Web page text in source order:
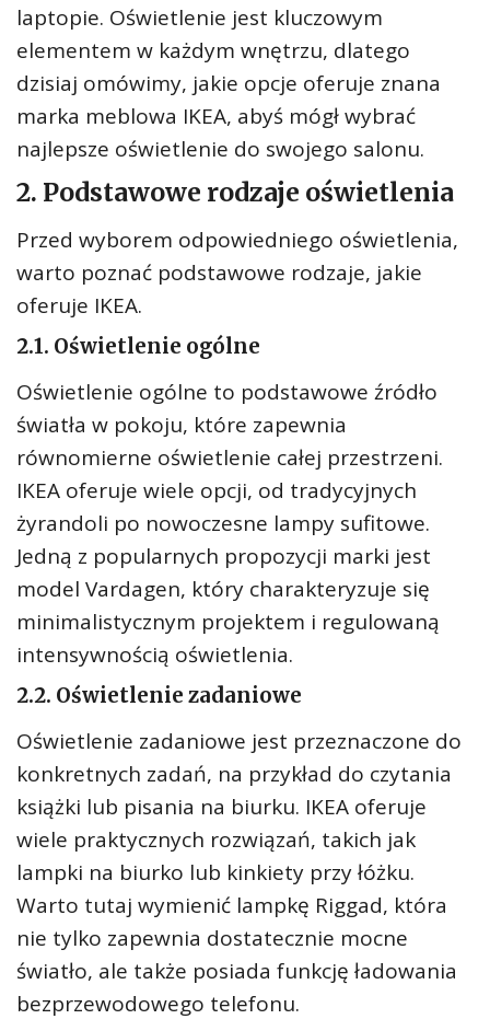
laptopie. Oświetlenie jest kluczowym
elementem w każdym wnętrzu, dlatego
dzisiaj omówimy, jakie opcje oferuje znana
marka meblowa IKEA, abyś mógł wybrać
najlepsze oświetlenie do swojego salonu.
2. Podstawowe rodzaje oświetlenia
Przed wyborem odpowiedniego oświetlenia,
warto poznać podstawowe rodzaje, jakie
oferuje IKEA.
2.1. Oświetlenie ogólne
Oświetlenie ogólne to podstawowe źródło
światła w pokoju, które zapewnia
równomierne oświetlenie całej przestrzeni.
IKEA oferuje wiele opcji, od tradycyjnych
żyrandoli po nowoczesne lampy sufitowe.
Jedną z popularnych propozycji marki jest
model Vardagen, który charakteryzuje się
minimalistycznym projektem i regulowaną
intensywnością oświetlenia.
2.2. Oświetlenie zadaniowe
Oświetlenie zadaniowe jest przeznaczone do
konkretnych zadań, na przykład do czytania
książki lub pisania na biurku. IKEA oferuje
wiele praktycznych rozwiązań, takich jak
lampki na biurko lub kinkiety przy łóżku.
Warto tutaj wymienić lampkę Riggad, która
nie tylko zapewnia dostatecznie mocne
światło, ale także posiada funkcję ładowania
bezprzewodowego telefonu.